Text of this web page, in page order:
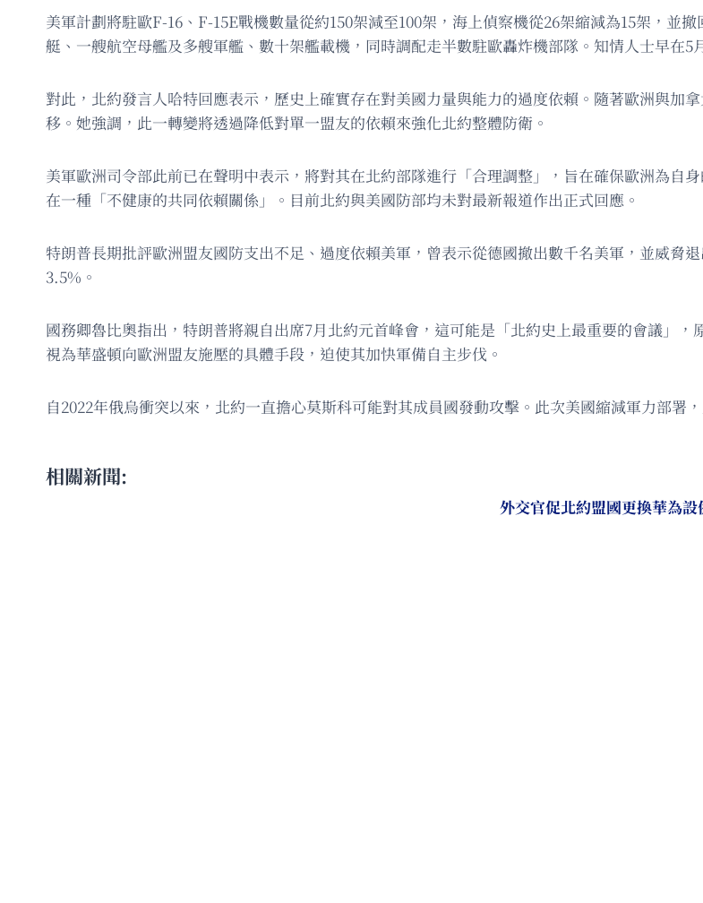
美軍計劃將駐歐F-16、F-15E戰機數量從約150架減至100架，海上偵察機從26架縮減為15架，並
艇、一艘航空母艦及多艘軍艦、數十架艦載機，同時調配走半數駐歐轟炸機部隊。知情人士早在5
對此，北約發言人哈特回應表示，歷史上確實存在對美國力量與能力的過度依賴。隨著歐洲與加
移。她強調，此一轉變將透過降低對單一盟友的依賴來強化北約整體防衛。
美軍歐洲司令部此前已在聲明中表示，將對其在北約部隊進行「合理調整」，旨在確保歐洲為自
在一種「不健康的共同依賴關係」。目前北約與美國防部均未對最新報道作出正式回應。
特朗普長期批評歐洲盟友國防支出不足、過度依賴美軍，曾表示從德國撤出數千名美軍，並威脅
3.5%。
國務卿魯比奧指出，特朗普將親自出席7月北約元首峰會，這可能是「北約史上最重要的會議」
視為華盛頓向歐洲盟友施壓的具體手段，迫使其加快軍備自主步伐。
自2022年俄烏衝突以來，北約一直擔心莫斯科可能對其成員國發動攻擊。此次美國縮減軍力部署
相關新聞:
外交官促北約盟國更換華為設